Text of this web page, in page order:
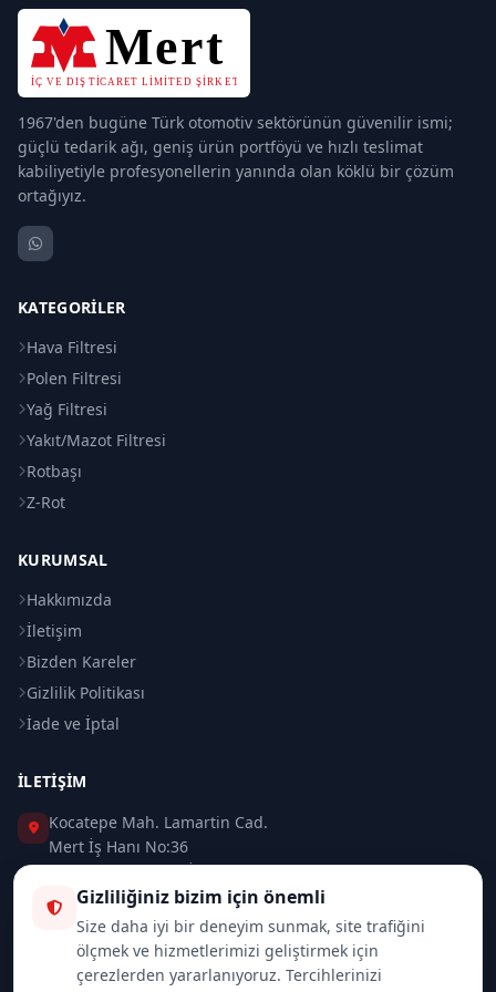
1967'den bugüne Türk otomotiv sektörünün güvenilir ismi;
güçlü tedarik ağı, geniş ürün portföyü ve hızlı teslimat
kabiliyetiyle profesyonellerin yanında olan köklü bir çözüm
ortağıyız.
KATEGORILER
Hava Filtresi
Polen Filtresi
Yağ Filtresi
Yakıt/Mazot Filtresi
Rotbaşı
Z-Rot
KURUMSAL
Hakkımızda
İletişim
Bizden Kareler
Gizlilik Politikası
İade ve İptal
İLETIŞIM
Kocatepe Mah. Lamartin Cad.
Mert İş Hanı No:36
Taksim / Beyoğlu / İSTANBUL
0 (212) 235 37 83
0 (532) 418 08 46
Gizliliğiniz bizim için önemli
Size daha iyi bir deneyim sunmak, site trafiğini
ölçmek ve hizmetlerimizi geliştirmek için
çerezlerden yararlanıyoruz. Tercihlerinizi